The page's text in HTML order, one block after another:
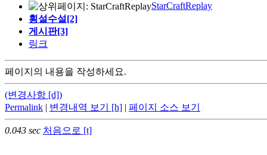
StarCraftReplay
횡설수설[2]
게시판[3]
링크
페이지의 내용을 작성하세요.
(변경사항 [d])
Permalink | 변경내역 보기 [h] | 페이지 소스 보기
0.043 sec 처음으로 [t]